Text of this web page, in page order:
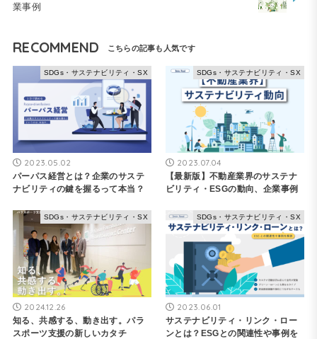
業事例
RECOMMEND
SDGs・サステナビリティ・SX
2023.05.02
パーパス経営とは？企業のサステ
ナビリティの鍵を握るって本当？
SDGs・サステナビリティ・SX
2023.07.04
【最新版】不動産業界のサステナ
ビリティ・ESGの動向、企業事例
SDGs・サステナビリティ・SX
2024.12.26
知る、共感する、動き出す。パラ
スポーツ支援の新しいカタチ
SDGs・サステナビリティ・SX
2023.06.01
サステナビリティ・リンク・ロー
ンとは？ESGとの関連性や事例を